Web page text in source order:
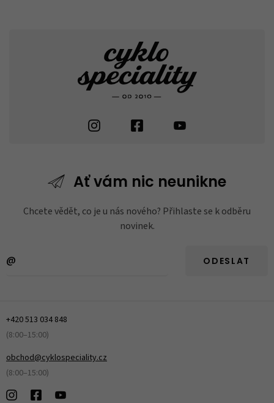
Ať vám nic neunikne
Chcete vědět, co je u nás nového? Přihlaste se k odběru
novinek.
ODESLAT
+420 513 034 848
(8:00–15:00)
obchod@cyklospeciality.cz
(8:00–15:00)